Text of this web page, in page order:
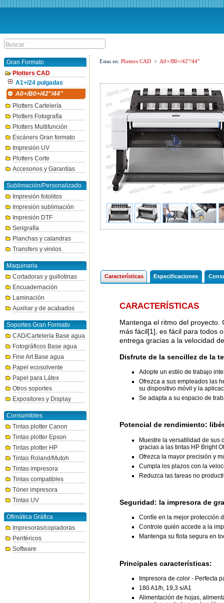
Gran Formato
Plotters CAD
A1+/24 pulgadas
A0+/B0+/42"/44"
Plotters Cartelería
Plotters Fotografía
Plotters Multifunción
Escáners Gran formato
Impresión UV
Plotters Corte
Accesorios y Garantías
Sublimación/Personalizado
Impresión fotolitos
Impresión sublimación
Impresión DTF
Serigrafía
Planchas y calandras
Transfers y vinilos
Maquinaria
Cortadoras y guillotinas
Encuadernación
Laminación
Auxiliar y de acabados
Soportes Gran Formato
CAD/Cartelería Base agua
Fotográficos Base agua
Fine Art Base agua
Papel ecosolvente
Papel para Látex
Otros soportes
Expositores y Display
Consumibles
Tintas plotter Canon
Tintas plotter Epson
Tintas plotter HP
Tintas Roland/Mutoh
Tintas impresora
Tintas compatibles
Tóner impresora
Tintas UV
Ofimática Gráfica
Impresoras/copiadoras
Periféricos
Software
Estas en: Plotters CAD > A0+/B0+/42"/44"
Características Especificaciones
CARACTERÍSTICAS
Mantenga el ritmo del proyecto.
más fácil[1], es fácil para todos
entrega gracias a la velocidad
Disfrute de la sencillez de la
Adopte un estilo de trabajo
Ofrezca a sus empleados las
su dispositivo móvil y la
Se adapta a su espacio de
Potencial de rendimiento:
Muestre la versatilidad de sus
gracias a las tintas HP Bright
Ofrezca la mayor precisión y
Cumpla los plazos con la
Reduzca las tareas no
Seguridad: la impresora de
Confíe en la mejor protección
Controle quién accede a la
Mantenga su flota segura en
Principales características:
Impresora de color - Perfecta
180 A1/h, 19,3 s/A1
Alimentación de hojas,